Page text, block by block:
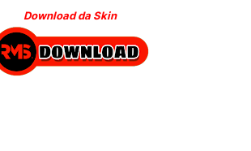
Download da Skin